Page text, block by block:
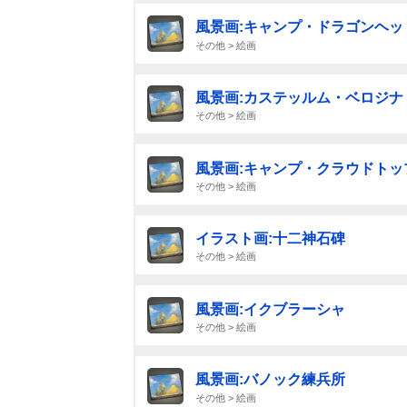
風景画:キャンプ・ドラゴンヘッ
その他 > 絵画
風景画:カステッルム・ベロジナ
その他 > 絵画
風景画:キャンプ・クラウドトッ
その他 > 絵画
イラスト画:十二神石碑
その他 > 絵画
風景画:イクブラーシャ
その他 > 絵画
風景画:バノック練兵所
その他 > 絵画